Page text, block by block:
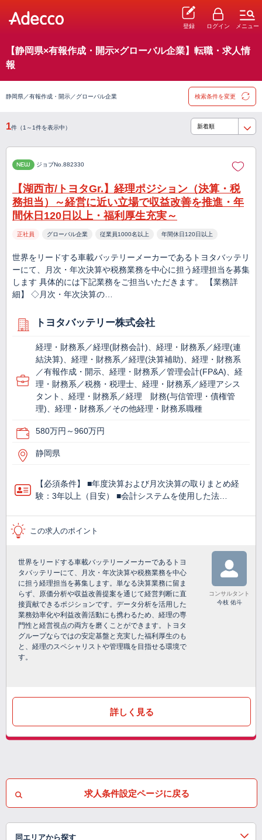
登録 ログイン メニュー
【静岡県×有報作成・開示×グローバル企業】転職・求人情
報
静岡県／有報作成・開示／グローバル企業 検索条件を変更
1件（1～1件を表示中）
NEW ジョブNo.882330
【湖西市/トヨタGr.】経理ポジション（決算・税
務担当）～経営に近い立場で収益改善を推進・年
間休日120日以上・福利厚生充実～
正社員 グローバル企業 従業員1000名以上 年間休日120日以上
世界をリードする車載バッテリーメーカーであるトヨタバッテリ
ーにて、月次・年次決算や税務業務を中心に担う経理担当を募集
します 具体的には下記業務をご担当いただきます。 【業務詳
細】 ◇月次・年次決算の…
トヨタバッテリー株式会社
経理・財務系／経理(財務会計)、経理・財務系／経理(連
結決算)、経理・財務系／経理(決算補助)、経理・財務系
／有報作成・開示、経理・財務系／管理会計(FP&A)、経
理・財務系／税務・税理士、経理・財務系／経理アシス
タント、経理・財務系／経理 財務(与信管理・債権管
理)、経理・財務系／その他経理・財務系職種
580万円～960万円
静岡県
【必須条件】 ■年度決算および月次決算の取りまとめ経
験：3年以上（目安） ■会計システムを使用した法…
この求人のポイント
世界をリードする車載バッテリーメーカーであるトヨ
タバッテリーにて、月次・年次決算や税務業務を中心
に担う経理担当を募集します。単なる決算業務に留ま
らず、原価分析や収益改善提案を通じて経営判断に直
接貢献できるポジションです。データ分析を活用した
業務効率化や利益改善活動にも携わるため、経理の専
門性と経営視点の両方を磨くことができます。トヨタ
グループならではの安定基盤と充実した福利厚生のも
と、経理のスペシャリストや管理職を目指せる環境で
す。
コンサルタント
今枝 佑斗
詳しく見る
求人条件設定ページに戻る
同エリアから探す